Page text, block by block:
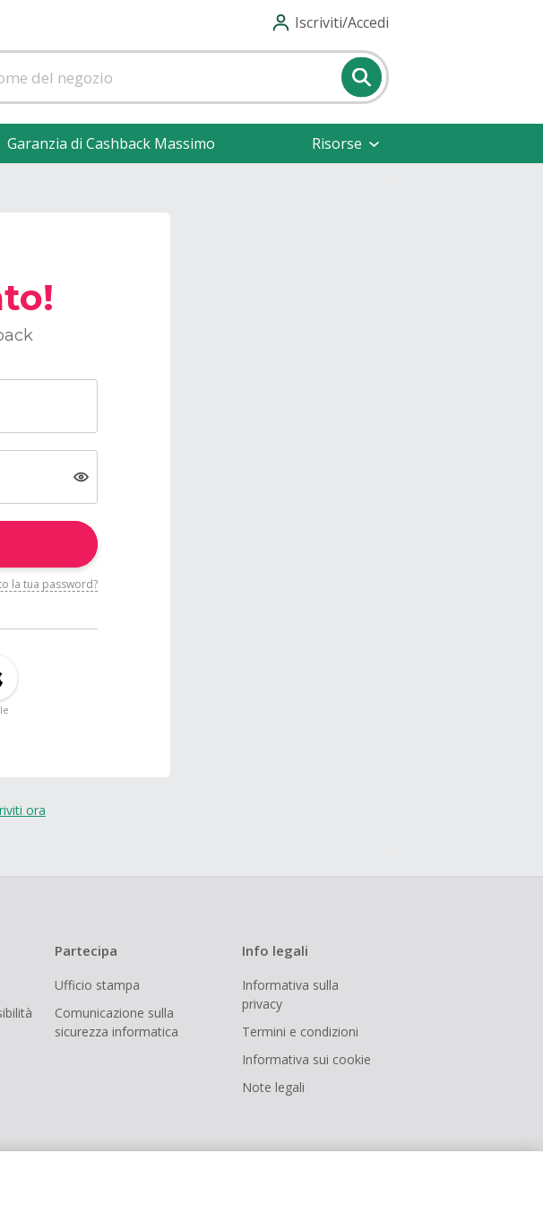
Iscriviti/Accedi
Garanzia di Cashback Massimo Risorse
la tua password?
ora
Partecipa
Ufficio stampa
Comunicazione sulla
sicurezza informatica
Info legali
Informativa sulla
privacy
Termini e condizioni
Informativa sui cookie
Note legali